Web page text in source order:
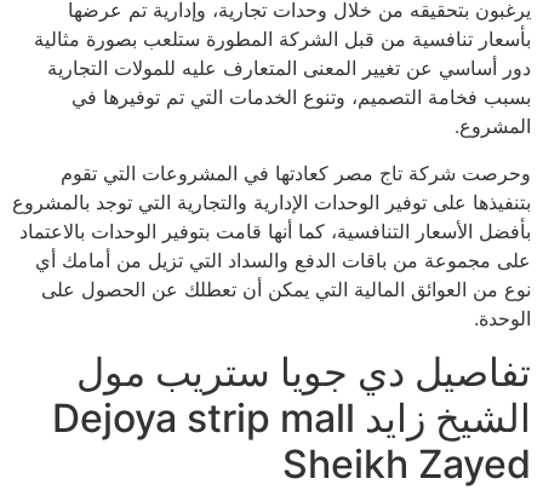
يرغبون بتحقيقه من خلال وحدات تجارية، وإدارية تم عرضها
بأسعار تنافسية من قبل الشركة المطورة ستلعب بصورة مثالية
دور أساسي عن تغيير المعنى المتعارف عليه للمولات التجارية
بسبب فخامة التصميم، وتنوع الخدمات التي تم توفيرها في
المشروع.
وحرصت شركة تاج مصر كعادتها في المشروعات التي تقوم
بتنفيذها على توفير الوحدات الإدارية والتجارية التي توجد بالمشروع
بأفضل الأسعار التنافسية، كما أنها قامت بتوفير الوحدات بالاعتماد
على مجموعة من باقات الدفع والسداد التي تزيل من أمامك أي
نوع من العوائق المالية التي يمكن أن تعطلك عن الحصول على
الوحدة.
تفاصيل دي جويا ستريب مول
الشيخ زايد Dejoya strip mall
Sheikh Zayed